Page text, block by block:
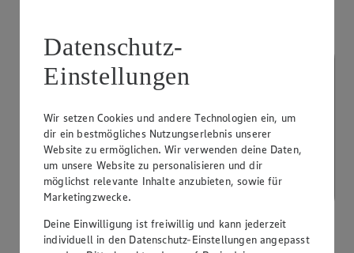
Datenschutz-
Einstellungen
Wir setzen Cookies und andere Technologien ein, um
dir ein bestmögliches Nutzungserlebnis unserer
Website zu ermöglichen. Wir verwenden deine Daten,
um unsere Website zu personalisieren und dir
möglichst relevante Inhalte anzubieten, sowie für
Marketingzwecke.
Deine Einwilligung ist freiwillig und kann jederzeit
individuell in den Datenschutz-Einstellungen angepasst